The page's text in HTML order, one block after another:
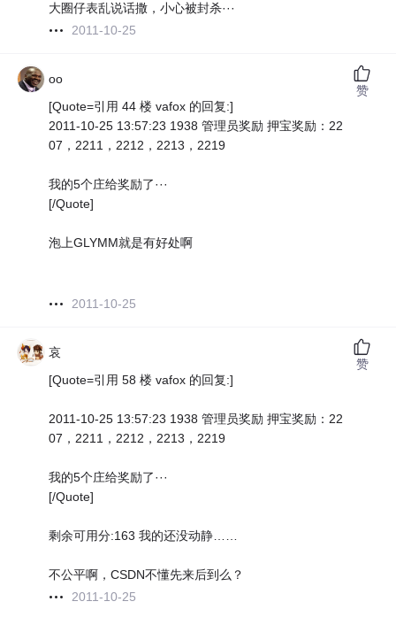
大圈仔表乱说话撒，小心被封杀···
2011-10-25
oo
[Quote=引用 44 楼 vafox 的回复:]
2011-10-25 13:57:23 1938 管理员奖励 押宝奖励：22
07，2211，2212，2213，2219
我的5个庄给奖励了···
[/Quote]
泡上GLYMM就是有好处啊
2011-10-25
赞
哀
[Quote=引用 58 楼 vafox 的回复:]
2011-10-25 13:57:23 1938 管理员奖励 押宝奖励：22
07，2211，2212，2213，2219
我的5个庄给奖励了···
[/Quote]
剩余可用分:163 我的还没动静……
不公平啊，CSDN不懂先来后到么？
2011-10-25
赞